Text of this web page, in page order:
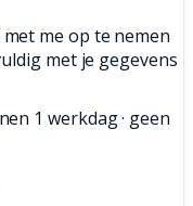
me op te nemen
met je gegevens
1 werkdag · geen